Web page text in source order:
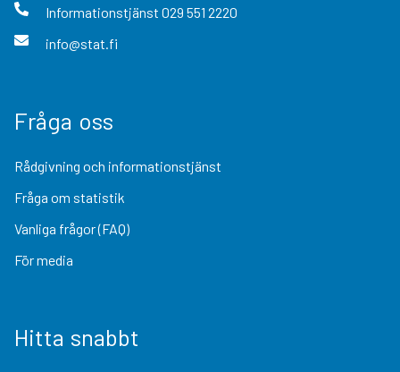
Informationstjänst 029 551 2220
info@stat.fi
Fråga oss
Rådgivning och informationstjänst
Fråga om statistik
Vanliga frågor (FAQ)
För media
Hitta snabbt